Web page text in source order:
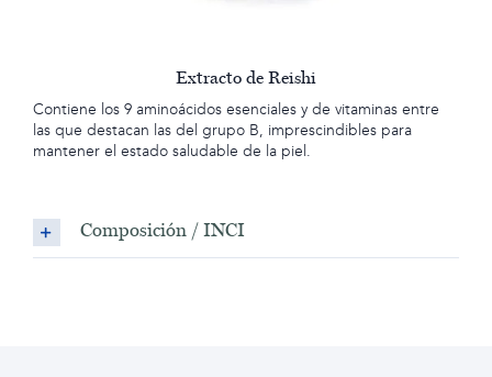
Extracto de Reishi
Contiene los 9 aminoácidos esenciales y de vitaminas entre
las que destacan las del grupo B, imprescindibles para
mantener el estado saludable de la piel.
Composición / INCI